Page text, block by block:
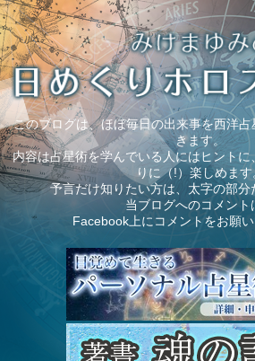
このブログは、ほぼ毎日の出来事を西洋
きます。
内容は占星術を学んでいる人にはヒント
りに（!）楽しめます
予言だけ知りたい方は、太字の部分
当ブログへのコメント
Facebook上にコメントをお願い